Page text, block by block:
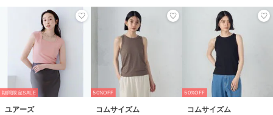
期間限定SALE
ユアーズ
50%OFF
コムサイズム
50%OFF
コムサイズム